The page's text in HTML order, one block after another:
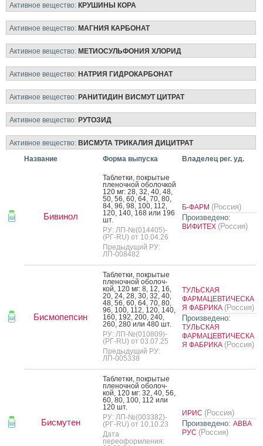
Активное вещество: КРУШИНЫ КОРА
Активное вещество: МАГНИЯ КАРБОНАТ
Активное вещество: МЕТИОСУЛЬФОНИЯ ХЛОРИД
Активное вещество: НАТРИЯ ГИДРОКАРБОНАТ
Активное вещество: РАНИТИДИН ВИСМУТ ЦИТРАТ
Активное вещество: РУТОЗИД
Активное вещество: ВИСМУТА ТРИКАЛИЯ ДИЦИТРАТ
Название
Форма выпуска Владелец рег. уд.
Бивинол
Таб­летки, пок­ры­тые
пле­ноч­ной обо­лоч­кой
120 мг: 28, 32, 40, 48,
50, 56, 60, 64, 70, 80,
84, 96, 98, 100, 112,
120, 140, 168 или 196
шт.
РУ: ЛП-№(014405)-
(РГ-RU) от 10.04.26
Предыдущий РУ:
ЛП-008482
Б-ФАРМ (Россия)
Произведено:
ВИФИТЕХ (Россия)
Бисмопепсин
Таб­летки, пок­ры­тые
пле­ноч­ной обо­лоч­
кой, 120 мг: 8, 12, 16,
20, 24, 28, 30, 32, 40,
48, 56, 60, 64, 70, 80,
96, 100, 112, 120, 140,
160, 192, 200, 240,
260, 280 или 480 шт.
РУ: ЛП-№(010809)-
(РГ-RU) от 03.07.25
Предыдущий РУ:
ЛП-005338
ТУЛЬСКАЯ
ФАРМАЦЕВТИЧЕСКА
Я ФАБРИКА (Россия)
Произведено:
ТУЛЬСКАЯ
ФАРМАЦЕВТИЧЕСКА
Я ФАБРИКА (Россия)
Бисмутен
Таб­летки, пок­ры­тые
пле­ноч­ной обо­лоч­
кой, 120 мг: 32, 40, 56,
60, 80, 100, 112 или
120 шт.
РУ: ЛП-№(003382)-
(РГ-RU) от 10.10.23
Дата
переоформления:
ИРИС (Россия)
Произведено: АВВА
РУС (Россия)